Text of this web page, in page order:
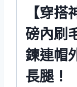
【穿
磅內刷
鍊連帽
長腿！